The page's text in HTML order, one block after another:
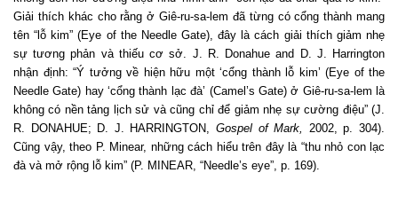
Giải thích khác cho rằng ở Giê-ru-sa-lem đã từng có cổng thành mang
tên “lỗ kim” (Eye of the Needle Gate), đây là cách giải thích giảm nhẹ
sự tương phản và thiếu cơ sở. J. R. Donahue and D. J. Harrington
nhận định: “Ý tưởng về hiện hữu một ‘cổng thành lỗ kim’ (Eye of the
Needle Gate) hay ‘cổng thành lạc đà’ (Camel’s Gate) ở Giê-ru-sa-lem là
không có nền tảng lịch sử và cũng chỉ để giảm nhẹ sự cường điệu” (J.
R. DONAHUE; D. J. HARRINGTON, Gospel of Mark,
2002, p. 304).
Cũng vậy, theo P. Minear, những cách hiểu trên đây là “thu nhỏ con lạc
đà và mở rộng lỗ kim” (P. MINEAR, “Needle’s eye”, p. 169).